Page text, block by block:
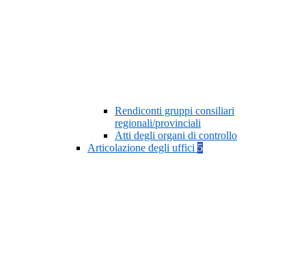
Rendiconti gruppi consiliari
regionali/provinciali
Atti degli organi di controllo
Articolazione degli uffici 5